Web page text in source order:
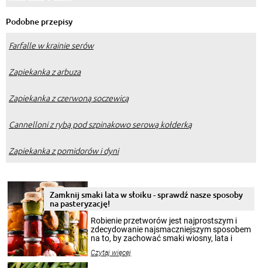
Podobne przepisy
Farfalle w krainie serów
Zapiekanka z arbuza
Zapiekanka z czerwoną soczewicą
Cannelloni z rybą pod szpinakowo serową kołderką
Zapiekanka z pomidorów i dyni
Zamknij smaki lata w słoiku - sprawdź nasze sposoby
na pasteryzację!
Robienie przetworów jest najprostszym i
zdecydowanie najsmaczniejszym sposobem
na to, by zachować smaki wiosny, lata i
krajobrazów, by cieszyć nimi oko w sezonie
Czytaj więcej